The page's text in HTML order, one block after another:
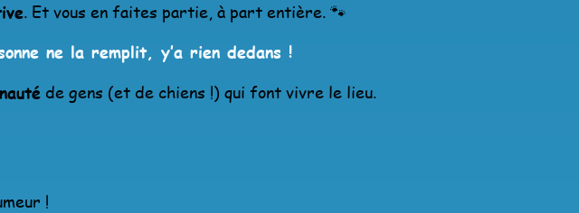
. Et vous en faites partie, à part entière. 🐾
ne la remplit, y’a rien dedans !
de gens (et de chiens !) qui font vivre le lieu.
!